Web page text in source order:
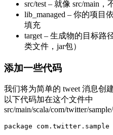
src/test – 就像 src/main，
lib_managed – 你的项目
填充
target – 生成物的目标路
类文件，jar包）
添加一些代码
我们将为简单的 tweet 消息创
以下代码加在这个文件中
src/main/scala/com/twitter/
package com.twitter.sample